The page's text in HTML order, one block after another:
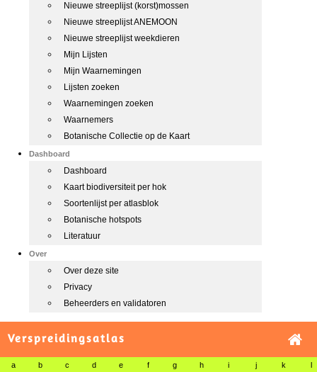
Nieuwe streeplijst (korst)mossen
Nieuwe streeplijst ANEMOON
Nieuwe streeplijst weekdieren
Mijn Lijsten
Mijn Waarnemingen
Lijsten zoeken
Waarnemingen zoeken
Waarnemers
Botanische Collectie op de Kaart
Dashboard
Dashboard
Kaart biodiversiteit per hok
Soortenlijst per atlasblok
Botanische hotspots
Literatuur
Over
Over deze site
Privacy
Beheerders en validatoren
Verspreidingsatlas
a b c d e f g h i j k l